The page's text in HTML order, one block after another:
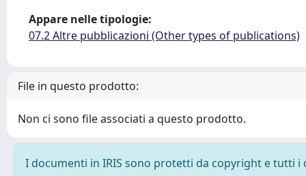
Appare nelle tipologie:
07.2 Altre pubblicazioni (Other types of publications)
File in questo prodotto:
Non ci sono file associati a questo prodotto.
I documenti in IRIS sono protetti da copyright e tutti